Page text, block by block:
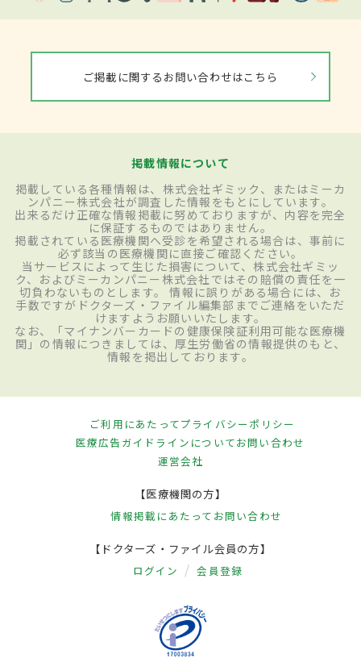
ご掲載に関するお問い合わせはこちら
掲載情報について
掲載している各種情報は、株式会社ギミック、またはミーカ
ンパニー株式会社が調査した情報をもとにしています。
出来るだけ正確な情報掲載に努めておりますが、内容を完全
に保証するものではありません。
掲載されている医療機関へ受診を希望される場合は、事前に
必ず該当の医療機関に直接ご確認ください。
当サービスによって生じた損害について、株式会社ギミッ
ク、およびミーカンパニー株式会社ではその賠償の責任を一
切負わないものとします。 情報に誤りがある場合には、お
手数ですがドクターズ・ファイル編集部までご連絡をいただ
けますようお願いいたします。
なお、「マイナンバーカードの健康保険証利用可能な医療機
関」の情報につきましては、厚生労働省の情報提供のもと、
情報を掲出しております。
ご利用にあたってプライバシーポリシー
医療広告ガイドラインについてお問い合わせ
運営会社
【医療機関の方】
情報掲載にあたって お問い合わせ
【ドクターズ・ファイル会員の方】
ログイン 会員登録